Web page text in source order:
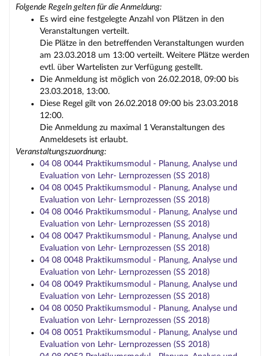
Folgende Regeln gelten für die Anmeldung:
Es wird eine festgelegte Anzahl von Plätzen in den
Veranstaltungen verteilt.
Die Plätze in den betreffenden Veranstaltungen wurden
am 23.03.2018 um 13:00 verteilt. Weitere Plätze werden
evtl. über Wartelisten zur Verfügung gestellt.
Die Anmeldung ist möglich von 26.02.2018, 09:00 bis
23.03.2018, 13:00.
Diese Regel gilt von 26.02.2018 09:00 bis 23.03.2018
12:00.
Die Anmeldung zu maximal 1 Veranstaltungen des
Anmeldesets ist erlaubt.
Veranstaltungszuordnung:
04 08 0044 Praktikumsmodul - Planung, Analyse und
Evaluation von Lehr- Lernprozessen (SS 2018)
04 08 0045 Praktikumsmodul - Planung, Analyse und
Evaluation von Lehr- Lernprozessen (SS 2018)
04 08 0046 Praktikumsmodul - Planung, Analyse und
Evaluation von Lehr- Lernprozessen (SS 2018)
04 08 0047 Praktikumsmodul - Planung, Analyse und
Evaluation von Lehr- Lernprozessen (SS 2018)
04 08 0048 Praktikumsmodul - Planung, Analyse und
Evaluation von Lehr- Lernprozessen (SS 2018)
04 08 0049 Praktikumsmodul - Planung, Analyse und
Evaluation von Lehr- Lernprozessen (SS 2018)
04 08 0050 Praktikumsmodul - Planung, Analyse und
Evaluation von Lehr- Lernprozessen (SS 2018)
04 08 0051 Praktikumsmodul - Planung, Analyse und
Evaluation von Lehr- Lernprozessen (SS 2018)